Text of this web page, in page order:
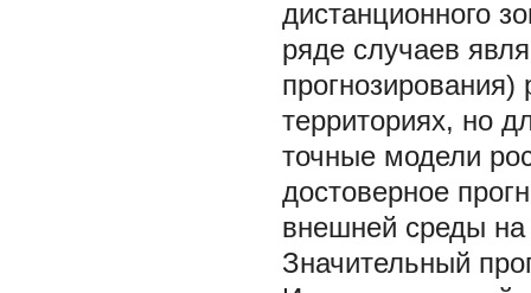
дистанционного
ряде случаев
территориях, но
точные модели
достоверное
внешней среды
Значительный